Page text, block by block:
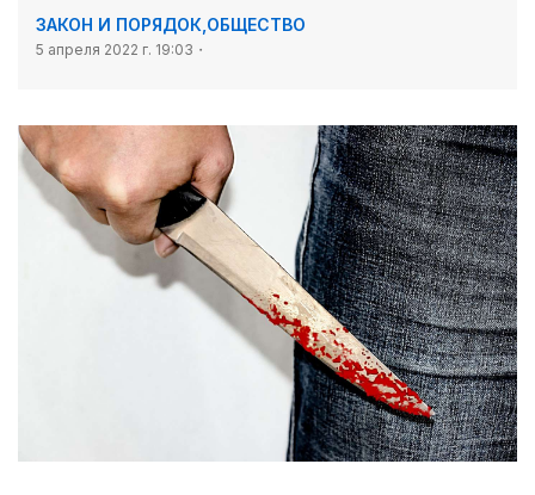
ЗАКОН И ПОРЯДОК ОБЩЕСТВО
5 апреля 2022 г. 19:03